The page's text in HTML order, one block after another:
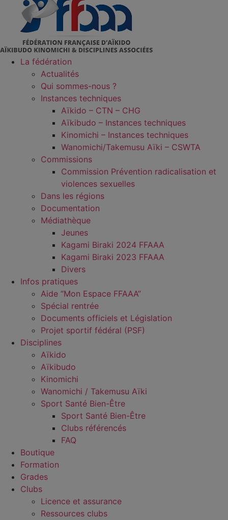
La fédération
Actualités
Qui sommes-nous ?
Instances techniques
Aïkido – CTN – CHG
Aïkibudo – Instances techniques
Kinomichi – Instances techniques
Wanomichi/Takemusu Aïki – CSWTA
Commissions
Commission Prévention radicalisation et
violences sexuelles
Dans les régions
Documentation
Médiathèque
Jeunes
Kagami Biraki 2024 FFAAA
Kagami Biraki 2023 FFAAA
Divers
Infos pratiques
Aide “Mon Espace FFAAA”
Spécial rentrée
Documents officiels et Législation
Projet sportif fédéral (PSF)
Disciplines
Aïkido
Aïkibudo
Kinomichi
Wanomichi / Takemusu Aïki
Sport Santé Bien-Être
Sport Santé Bien-Être
Clubs référencés
FAQ
Boutique
Formation
Grades
Clubs
Licence et assurance
Ressources clubs